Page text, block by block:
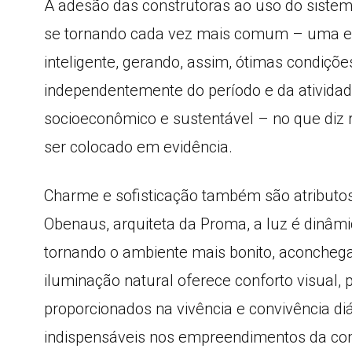
A adesão das construtoras ao uso do
se tornando cada vez mais comum – uma
inteligente, gerando, assim, ótimas
independentemente do período e da
socioeconômico e sustentável – no que
ser colocado em evidência.
Charme e sofisticação também são
Obenaus, arquiteta da Proma, a luz é
tornando o ambiente mais bonito,
iluminação natural oferece conforto visual,
proporcionados na vivência e convivência
indispensáveis nos empreendimentos da